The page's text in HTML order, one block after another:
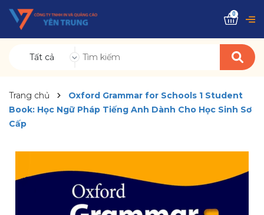
Tất cả
0
Trang chủ
Oxford Grammar for Schools 1 Student
Book: Học Ngữ Pháp Tiếng Anh Dành Cho Học Sinh Sơ
Cấp